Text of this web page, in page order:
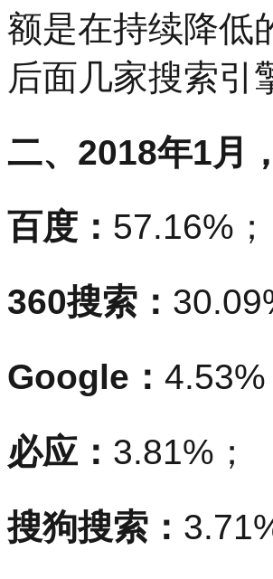
额是在持续降低
后面几家搜索引
二、2018年1月
百度： 57.16%；
360搜索：
Google： 4.53%
必应： 3.81%；
搜狗搜索：